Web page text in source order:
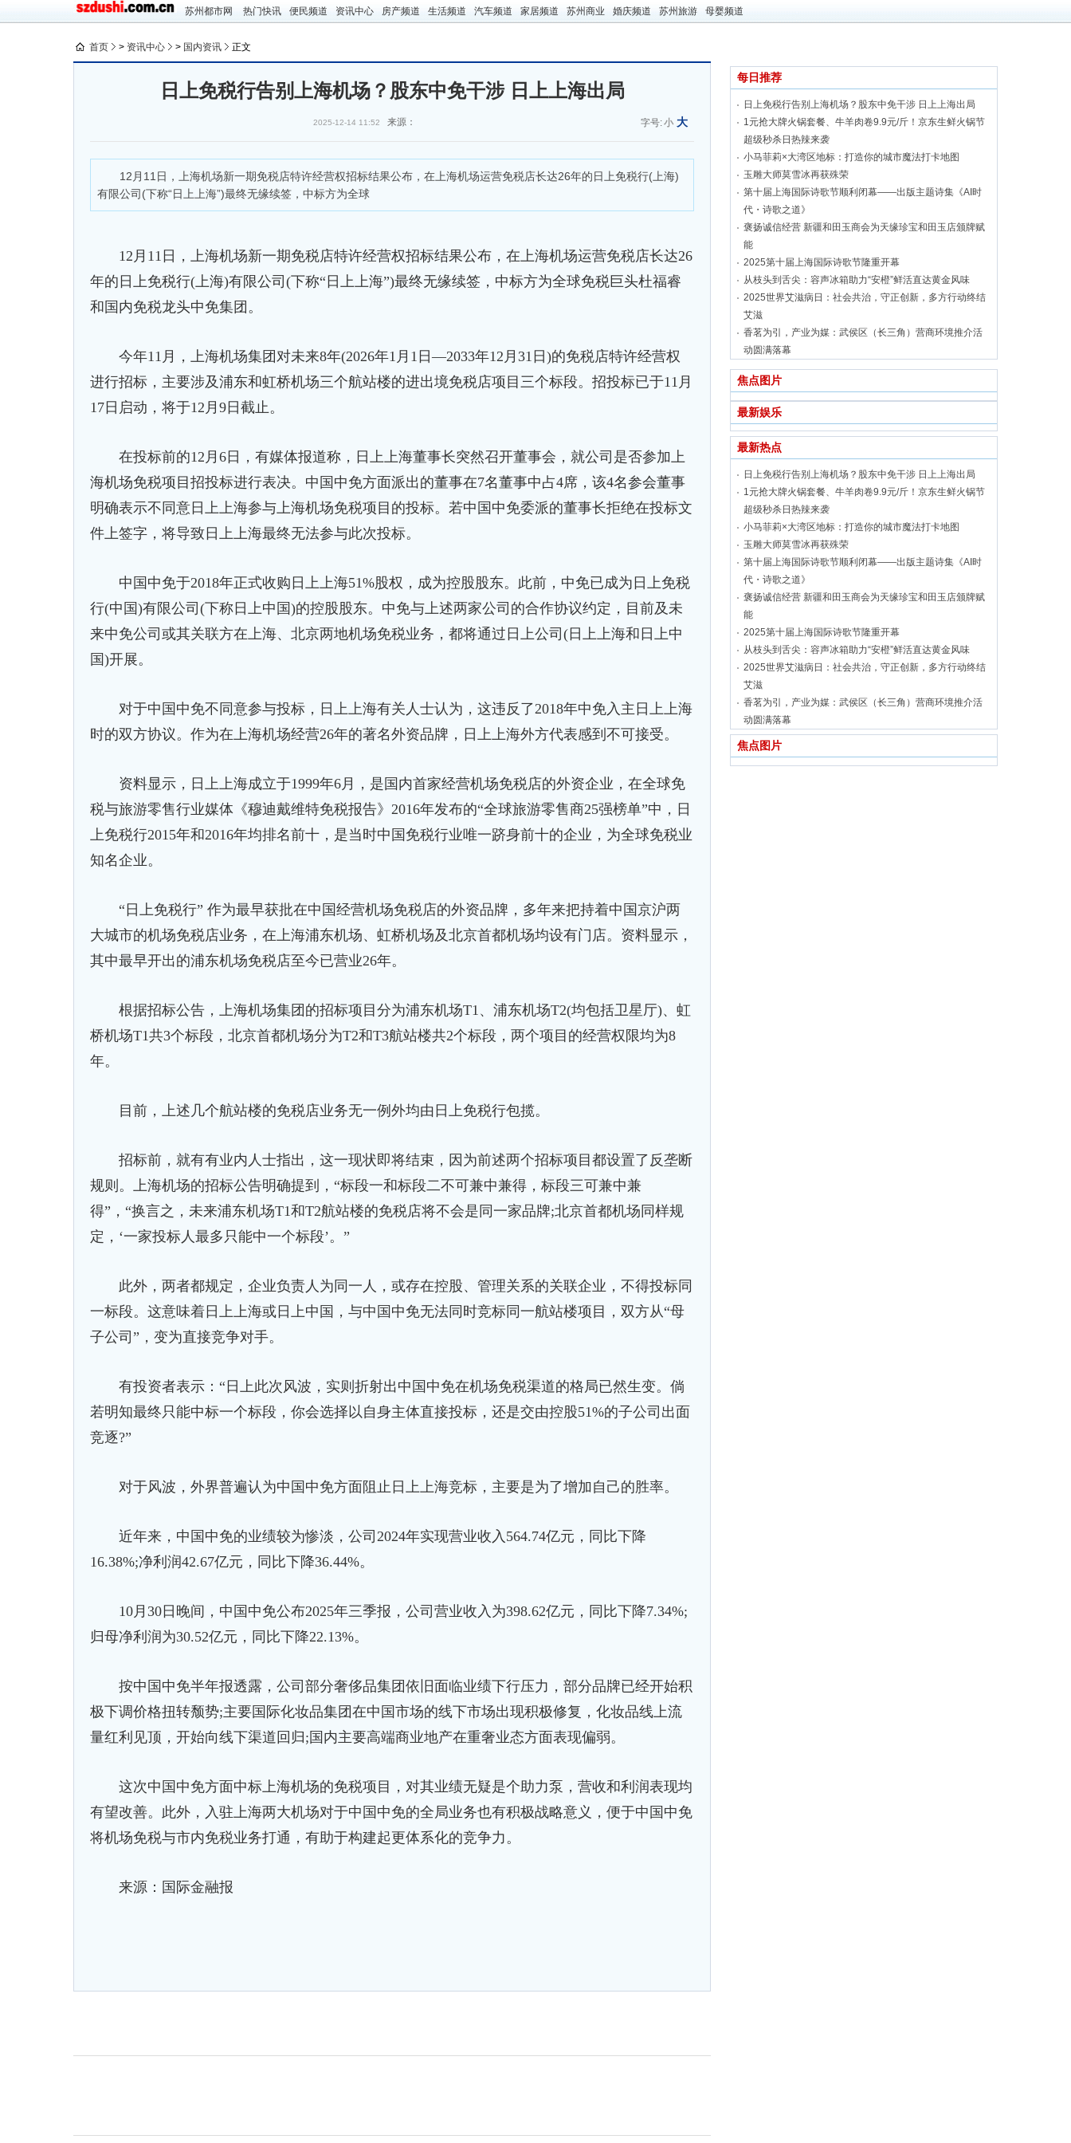
苏州都市网 热门快讯 便民频道 资讯中心 房产频道 生活频道 汽车频道 家居频道 苏州商业 婚庆频道 苏州旅游 母婴频道
首页 > 资讯中心 > 国内资讯 正文
日上免税行告别上海机场？股东中免干涉 日上上海出局
字号:小 大
2025-12-14 11:52 来源：
12月11日，上海机场新一期免税店特许经营权招标结果公布，在上海机场运营免税店长达26年的日上免税行(上海)
有限公司(下称“日上上海”)最终无缘续签，中标方为全球
12月11日，上海机场新一期免税店特许经营权招标结果公布，在上海机场运营免税店长达26
年的日上免税行(上海)有限公司(下称“日上上海”)最终无缘续签，中标方为全球免税巨头杜福睿
和国内免税龙头中免集团。
今年11月，上海机场集团对未来8年(2026年1月1日—2033年12月31日)的免税店特许经营权
进行招标，主要涉及浦东和虹桥机场三个航站楼的进出境免税店项目三个标段。招投标已于11月
17日启动，将于12月9日截止。
在投标前的12月6日，有媒体报道称，日上上海董事长突然召开董事会，就公司是否参加上
海机场免税项目招投标进行表决。中国中免方面派出的董事在7名董事中占4席，该4名参会董事
明确表示不同意日上上海参与上海机场免税项目的投标。若中国中免委派的董事长拒绝在投标文
件上签字，将导致日上上海最终无法参与此次投标。
中国中免于2018年正式收购日上上海51%股权，成为控股股东。此前，中免已成为日上免税
行(中国)有限公司(下称日上中国)的控股股东。中免与上述两家公司的合作协议约定，目前及未
来中免公司或其关联方在上海、北京两地机场免税业务，都将通过日上公司(日上上海和日上中
国)开展。
对于中国中免不同意参与投标，日上上海有关人士认为，这违反了2018年中免入主日上上海
时的双方协议。作为在上海机场经营26年的著名外资品牌，日上上海外方代表感到不可接受。
资料显示，日上上海成立于1999年6月，是国内首家经营机场免税店的外资企业，在全球免
税与旅游零售行业媒体《穆迪戴维特免税报告》2016年发布的“全球旅游零售商25强榜单”中，日
上免税行2015年和2016年均排名前十，是当时中国免税行业唯一跻身前十的企业，为全球免税业
知名企业。
“日上免税行” 作为最早获批在中国经营机场免税店的外资品牌，多年来把持着中国京沪两
大城市的机场免税店业务，在上海浦东机场、虹桥机场及北京首都机场均设有门店。资料显示，
其中最早开出的浦东机场免税店至今已营业26年。
根据招标公告，上海机场集团的招标项目分为浦东机场T1、浦东机场T2(均包括卫星厅)、虹
桥机场T1共3个标段，北京首都机场分为T2和T3航站楼共2个标段，两个项目的经营权限均为8
年。
目前，上述几个航站楼的免税店业务无一例外均由日上免税行包揽。
招标前，就有有业内人士指出，这一现状即将结束，因为前述两个招标项目都设置了反垄断
规则。上海机场的招标公告明确提到，“标段一和标段二不可兼中兼得，标段三可兼中兼
得”，“换言之，未来浦东机场T1和T2航站楼的免税店将不会是同一家品牌;北京首都机场同样规
定，‘一家投标人最多只能中一个标段’。”
此外，两者都规定，企业负责人为同一人，或存在控股、管理关系的关联企业，不得投标同
一标段。这意味着日上上海或日上中国，与中国中免无法同时竞标同一航站楼项目，双方从“母
子公司”，变为直接竞争对手。
有投资者表示：“日上此次风波，实则折射出中国中免在机场免税渠道的格局已然生变。倘
若明知最终只能中标一个标段，你会选择以自身主体直接投标，还是交由控股51%的子公司出面
竞逐?”
对于风波，外界普遍认为中国中免方面阻止日上上海竞标，主要是为了增加自己的胜率。
近年来，中国中免的业绩较为惨淡，公司2024年实现营业收入564.74亿元，同比下降
16.38%;净利润42.67亿元，同比下降36.44%。
10月30日晚间，中国中免公布2025年三季报，公司营业收入为398.62亿元，同比下降7.34%;
归母净利润为30.52亿元，同比下降22.13%。
按中国中免半年报透露，公司部分奢侈品集团依旧面临业绩下行压力，部分品牌已经开始积
极下调价格扭转颓势;主要国际化妆品集团在中国市场的线下市场出现积极修复，化妆品线上流
量红利见顶，开始向线下渠道回归;国内主要高端商业地产在重奢业态方面表现偏弱。
这次中国中免方面中标上海机场的免税项目，对其业绩无疑是个助力泵，营收和利润表现均
有望改善。此外，入驻上海两大机场对于中国中免的全局业务也有积极战略意义，便于中国中免
将机场免税与市内免税业务打通，有助于构建起更体系化的竞争力。
来源：国际金融报
每日推荐
日上免税行告别上海机场？股东中免干涉 日上上海出局
1元抢大牌火锅套餐、牛羊肉卷9.9元/斤！京东生鲜火锅节
超级秒杀日热辣来袭
小马菲莉×大湾区地标：打造你的城市魔法打卡地图
玉雕大师莫雪冰再获殊荣
第十届上海国际诗歌节顺利闭幕——出版主题诗集《AI时
代・诗歌之道》
褒扬诚信经营 新疆和田玉商会为天缘珍宝和田玉店颁牌赋
能
2025第十届上海国际诗歌节隆重开幕
从枝头到舌尖：容声冰箱助力“安橙”鲜活直达黄金风味
2025世界艾滋病日：社会共治，守正创新，多方行动终结
艾滋
香茗为引，产业为媒：武侯区（长三角）营商环境推介活
动圆满落幕
焦点图片
最新娱乐
最新热点
日上免税行告别上海机场？股东中免干涉 日上上海出局
1元抢大牌火锅套餐、牛羊肉卷9.9元/斤！京东生鲜火锅节
超级秒杀日热辣来袭
小马菲莉×大湾区地标：打造你的城市魔法打卡地图
玉雕大师莫雪冰再获殊荣
第十届上海国际诗歌节顺利闭幕——出版主题诗集《AI时
代・诗歌之道》
褒扬诚信经营 新疆和田玉商会为天缘珍宝和田玉店颁牌赋
能
2025第十届上海国际诗歌节隆重开幕
从枝头到舌尖：容声冰箱助力“安橙”鲜活直达黄金风味
2025世界艾滋病日：社会共治，守正创新，多方行动终结
艾滋
香茗为引，产业为媒：武侯区（长三角）营商环境推介活
动圆满落幕
焦点图片